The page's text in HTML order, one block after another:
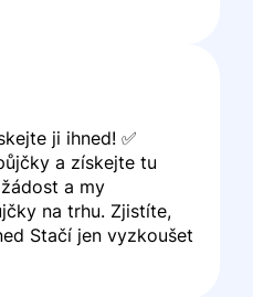
ji ihned! ✅
a získejte tu
a my
na trhu. Zjistíte,
Stačí jen vyzkoušet